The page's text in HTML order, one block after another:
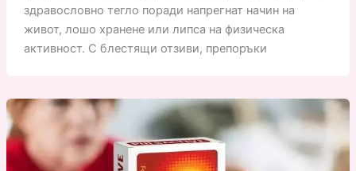
здравословно тегло поради напрегнат начин на
живот, лошо хранене или липса на физическа
активност. С блестящи отзиви, препоръки